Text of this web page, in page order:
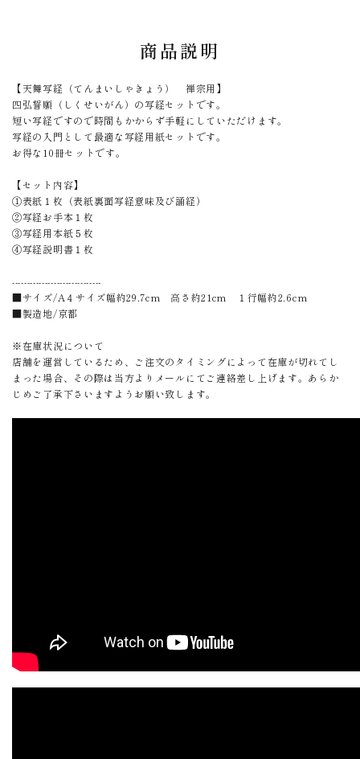
商品説明
【天舞写経（てんまいしゃきょう） 禅宗用】
四弘誓願（しくせいがん）の写経セットです。
短い写経ですので時間もかからず手軽にしていただけます。
写経の入門として最適な写経用紙セットです。
お得な10冊セットです。
【セット内容】
①表紙１枚（表紙裏面写経意味及び誦経）
②写経お手本１枚
③写経用本紙５枚
④写経説明書１枚
------------------------------
■サイズ/A４サイズ幅約29.7cm 高さ約21cm １行幅約2.6cm
■製造地/京都
※在庫状況について
店舗を運営しているため、ご注文のタイミングによって在庫が切れてし
まった場合、その際は当方よりメールにてご連絡差し上げます。あらか
じめご了承下さいますようお願い致します。